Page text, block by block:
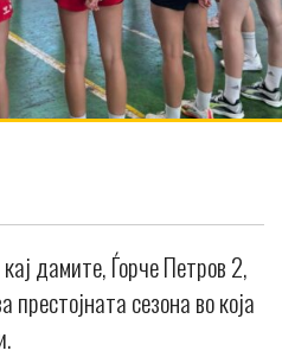
дамите, Ѓорче Петров 2,
престојната сезона во која